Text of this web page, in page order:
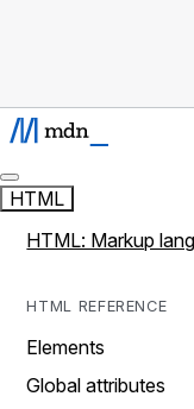
HTML
HTML: Markup
HTML REFERENCE
Elements
Global attributes